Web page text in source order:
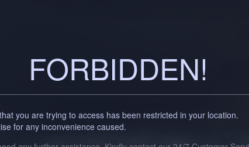
FORBIDDEN!
you are trying to access has been restricted in your location.
for any inconvenience caused.